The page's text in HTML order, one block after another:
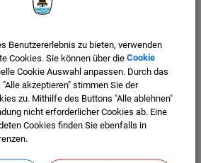
wird derzeit
angezeigt
"OpenStreetMap" in Ihren Cookie
Einstellungen.
ANPASSEN
Benutzererlebnis zu bieten, verwenden
Cookies. Sie können über die Cookie
Cookie Auswahl anpassen. Durch das
akzeptieren" stimmen Sie der
zu. Mithilfe des Buttons "Alle ablehnen"
nicht erforderlicher Cookies ab. Eine
Cookies finden Sie ebenfalls in